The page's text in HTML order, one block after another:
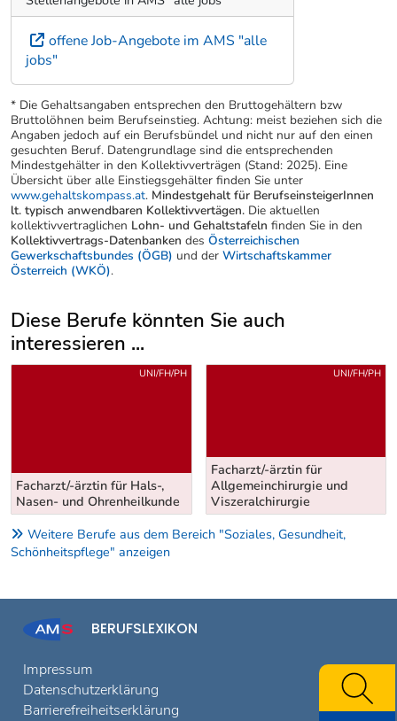
offene Job-Angebote im AMS "alle
jobs"
* Die Gehaltsangaben entsprechen den Bruttogehältern bzw
Bruttolöhnen beim Berufseinstieg. Achtung: meist beziehen sich die
Angaben jedoch auf ein Berufsbündel und nicht nur auf den einen
gesuchten Beruf. Datengrundlage sind die entsprechenden
Mindestgehälter in den Kollektivverträgen (Stand: 2025). Eine
Übersicht über alle Einstiegsgehälter finden Sie unter
www.gehaltskompass.at. Mindestgehalt für BerufseinsteigerInnen
lt. typisch anwendbaren Kollektivvertägen. Die aktuellen
kollektivvertraglichen Lohn- und Gehaltstafeln finden Sie in den
Kollektivvertrags-Datenbanken des Österreichischen
Gewerkschaftsbundes (ÖGB) und der Wirtschaftskammer
Österreich (WKÖ).
Diese Berufe könnten Sie auch
interessieren ...
Uber weitere Berufsvorschläge
Facharzt/-ärztin für Hals-,
Nasen- und Ohrenheilkunde
UNI/FH/PH
Facharzt/-ärztin für
Allgemeinchirurgie und
Viszeralchirurgie
UNI/FH/PH
Weitere Berufe aus dem Bereich "Soziales, Gesundheit,
Schönheitspflege" anzeigen
BERUFSLEXIKON
Impressum
Datenschutzerklärung
Barrierefreiheitserklärung